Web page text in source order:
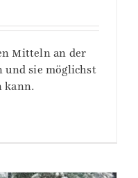
Mitteln an der
und sie möglichst
kann.